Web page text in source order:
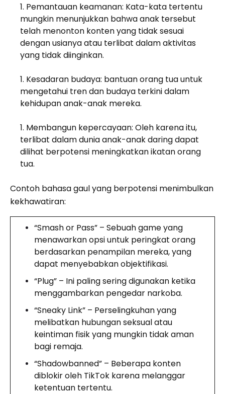
Pemantauan keamanan: Kata-kata tertentu
mungkin menunjukkan bahwa anak tersebut
telah menonton konten yang tidak sesuai
dengan usianya atau terlibat dalam aktivitas
yang tidak diinginkan.
Kesadaran budaya: bantuan orang tua untuk
mengetahui tren dan budaya terkini dalam
kehidupan anak-anak mereka.
Membangun kepercayaan: Oleh karena itu,
terlibat dalam dunia anak-anak daring dapat
dilihat berpotensi meningkatkan ikatan orang
tua.
Contoh bahasa gaul yang berpotensi menimbulkan
kekhawatiran:
“Smash or Pass” – Sebuah game yang
menawarkan opsi untuk peringkat orang
berdasarkan penampilan mereka, yang
dapat menyebabkan objektifikasi.
“Plug” – Ini paling sering digunakan ketika
menggambarkan pengedar narkoba.
“Sneaky Link” – Perselingkuhan yang
melibatkan hubungan seksual atau
keintiman fisik yang mungkin tidak aman
bagi remaja.
“Shadowbanned” – Beberapa konten
diblokir oleh TikTok karena melanggar
ketentuan tertentu.